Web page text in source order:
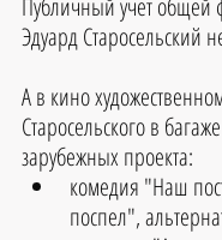
Публичный учет
Эдуард Старосельский
А в кино
Старосельского в
зарубежных проекта:
комедия "Наш
поспел",